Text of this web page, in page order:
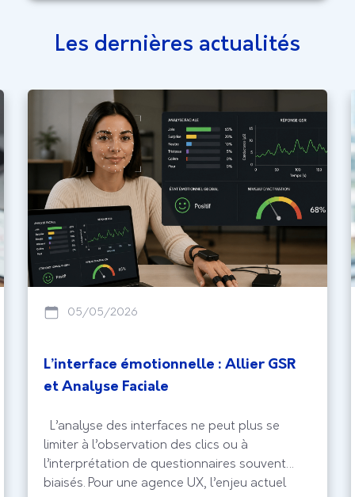
Les dernières actualités
05/05/2026
L’interface émotionnelle : Allier GSR
et Analyse Faciale
L’analyse des interfaces ne peut plus se
limiter à l’observation des clics ou à
l’interprétation de questionnaires souvent
biaisés. Pour une agence UX, l’enjeu actuel